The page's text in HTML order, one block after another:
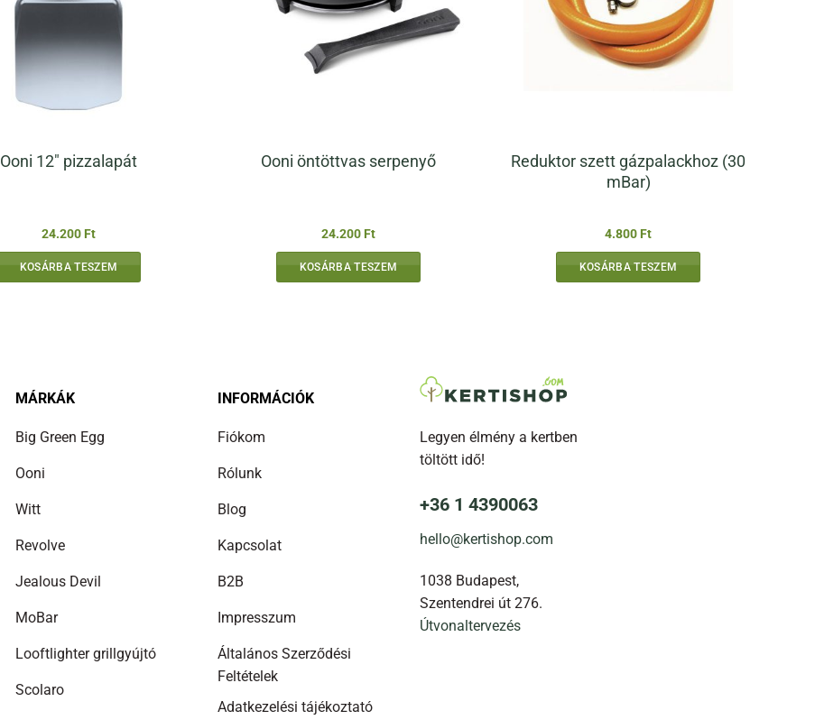
Ooni 12″ pizzalapát
24.200 Ft
KOSÁRBA TESZEM
Ooni öntöttvas serpenyő
24.200 Ft
KOSÁRBA TESZEM
Reduktor szett gázpalackhoz (30
mBar)
4.800 Ft
KOSÁRBA TESZEM
MÁRKÁK
Big Green Egg
Ooni
Witt
Revolve
Jealous Devil
MoBar
Looftlighter grillgyújtó
Scolaro
INFORMÁCIÓK
Fiókom
Rólunk
Blog
Kapcsolat
B2B
Impresszum
Általános Szerződési
Feltételek
Adatkezelési tájékoztató
Legyen élmény a kertben
töltött idő!
+36 1 4390063
hello@kertishop.com
1038 Budapest,
Szentendrei út 276.
Útvonaltervezés